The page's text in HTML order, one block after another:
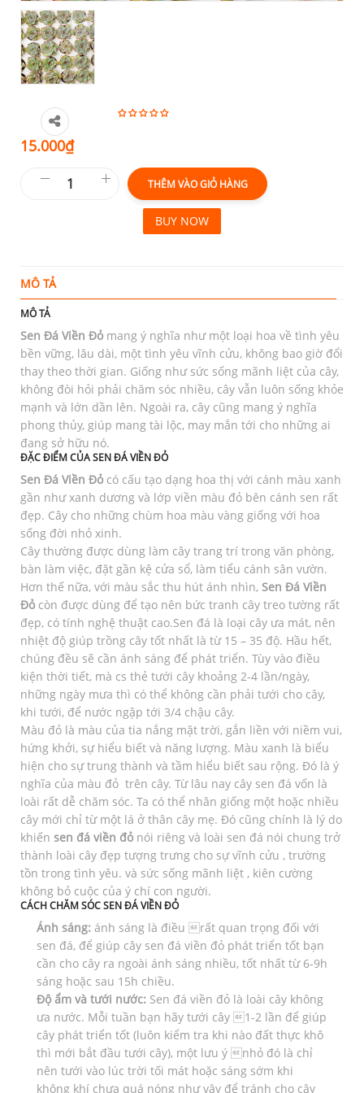
15.000₫
THÊM VÀO GIỎ HÀNG
BUY NOW
MÔ TẢ
MÔ TẢ
Sen Đá Viền Đỏ mang ý nghĩa như một loại hoa về tình yêu
bền vững, lâu dài, một tình yêu vĩnh cửu, không bao giờ đổi
thay theo thời gian. Giống như sức sống mãnh liệt của cây,
không đòi hỏi phải chăm sóc nhiều, cây vẫn luôn sống khỏe
mạnh và lớn dần lên. Ngoài ra, cây cũng mang ý nghĩa
phong thủy, giúp mang tài lộc, may mắn tới cho những ai
đang sở hữu nó.
ĐẶC ĐIỂM CỦA SEN ĐÁ VIỀN ĐỎ
Sen Đá Viền Đỏ có cấu tạo dạng hoa thị với cánh màu xanh
gần như xanh dương và lớp viền màu đỏ bên cánh sen rất
đẹp. Cây cho những chùm hoa màu vàng giống với hoa
sống đời nhỏ xinh.
Cây thường được dùng làm cây trang trí trong văn phòng,
bàn làm việc, đặt gần kệ cửa sổ, làm tiểu cánh sân vườn.
Hơn thế nữa, với màu sắc thu hút ánh nhìn, Sen Đá Viền
Đỏ còn được dùng để tạo nên bức tranh cây treo tường rất
đẹp, có tính nghệ thuật cao.Sen đá là loại cây ưa mát, nên
nhiệt độ giúp trồng cây tốt nhất là từ 15 – 35 độ. Hầu hết,
chúng đều sẽ cần ánh sáng để phát triển. Tùy vào điều
kiện thời tiết, mà cs thẻ tưới cây khoảng 2-4 lần/ngày,
những ngày mưa thì có thể không cần phải tưới cho cây,
khi tưới, để nước ngập tới 3/4 chậu cây.
Màu đỏ là màu của tia nắng mặt trời, gắn liền với niềm vui,
hứng khởi, sự hiểu biết và năng lượng. Màu xanh là biểu
hiện cho sự trung thành và tầm hiểu biết sau rộng. Đó là ý
nghĩa của màu đỏ trên cây. Từ lâu nay cây sen đá vốn là
loài rất dễ chăm sóc. Ta có thể nhân giống một hoặc nhiều
cây mới chỉ từ một lá ở thân cây mẹ. Đó cũng chính là lý do
khiến sen đá viền đỏ nói riêng và loài sen đá nói chung trở
thành loài cây đẹp tượng trưng cho sự vĩnh cửu , trường
tồn trong tình yêu. và sức sống mãnh liệt , kiên cường
không bỏ cuộc của ý chí con người.
CÁCH CHĂM SÓC SEN ĐÁ VIỀN ĐỎ
Ánh sáng: ánh sáng là điều rất quan trọng đối với
sen đá, để giúp cây sen đá viền đỏ phát triển tốt bạn
cần cho cây ra ngoài ánh sáng nhiều, tốt nhất từ 6-9h
sáng hoặc sau 15h chiều.
Độ ẩm và tưới nước: Sen đá viền đỏ là loài cây không
ưa nước. Mỗi tuần bạn hãy tưới cây 1-2 lần để giúp
cây phát triển tốt (luôn kiểm tra khi nào đất thực khô
thì mới bắt đầu tưới cây), một lưu ý nhỏ đó là chỉ
nên tưới vào lúc trời tối mát hoặc sáng sớm khi
không khí chưa quá nóng như vậy để tránh cho cây